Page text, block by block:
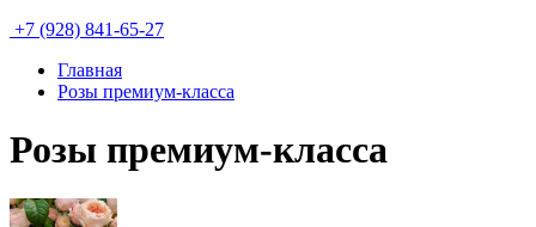
+7 (928) 841-65-27
Главная
Розы премиум-класса
Розы премиум-класса